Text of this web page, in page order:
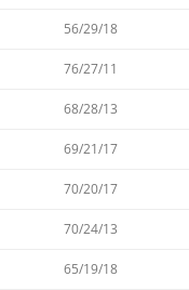
56/29/18
76/27/11
68/28/13
69/21/17
70/20/17
70/24/13
65/19/18